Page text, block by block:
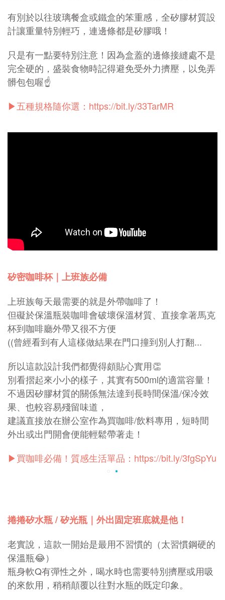
有別於以往玻璃餐盒或鐵盒的笨重感，全矽膠材質設
計讓重量特別輕巧，連邊條都是矽膠哦！
只是有一點要特別注意！因為盒蓋的邊條接縫處不是
完全硬的，盛裝食物時記得避免受外力擠壓，以免弄
髒包包喔☝️
▶五種規格隨你選： https://bit.ly/33TarMR
矽密咖啡杯｜上班族必備
上班族每天最需要的就是外帶咖啡了！
但礙於保溫瓶裝咖啡會破壞保溫材質、直接拿著馬克
杯到咖啡廳外帶又很不方便
((曾經看到有人這樣做結果在門口撞到別人打翻...
所以這款設計我們都覺得頗貼心實用👏
別看摺起來小小的樣子，其實有500ml的適當容量！
不過因矽膠材質的關係無法達到長時間保溫/保冷效
果、也較容易殘留味道，
建議直接放在辦公室作為買咖啡/飲料專用，短時間
外出或出門開會便能輕鬆帶著走！
▶買咖啡必備！質感生活單品： https://bit.ly/3fgSpYu
捲捲矽水瓶 / 矽光瓶｜外出固定班底就是他！
老實說，這款一開始是最用不習慣的（太習慣鋼硬的
保溫瓶😂）
瓶身軟Q有彈性之外，喝水時也需要特別擠壓或用吸
的來飲用，稍稍顛覆以往對水瓶的既定印象。